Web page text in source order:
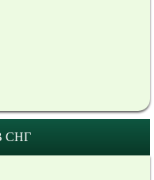
СНГ